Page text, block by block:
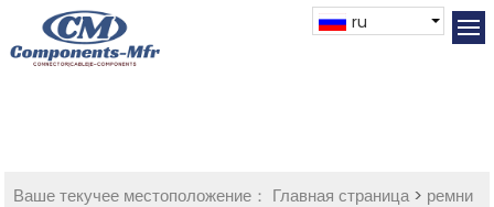
ru
Ваше текучее местоположение： Главная страница> ремни